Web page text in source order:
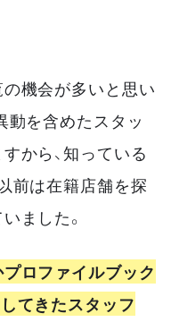
機会が多いと思い
動を含めたスタッ
から、知っている
前は在籍店舗を探
ました。
ロファイルブック
てきたスタッフ